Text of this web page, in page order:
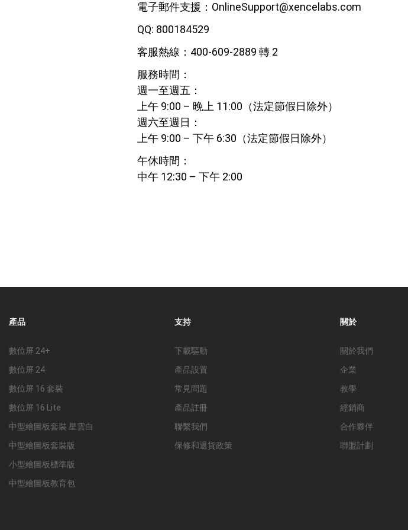
電子郵件支援： OnlineSupport@xencelabs.com
QQ: 800184529
客服熱線：400-609-2889 轉 2
服務時間：
週一至週五：
上午 9:00 – 晚上 11:00（法定節假日除外）
週六至週日：
上午 9:00 – 下午 6:30（法定節假日除外）
午休時間：
中午 12:30 – 下午 2:00
產品
數位屏 24+
數位屏 24
數位屏 16 套裝
數位屏 16 Lite
中型繪圖板套裝 星雲白
中型繪圖板套裝版
小型繪圖板標準版
中型繪圖板教育包
支持
下載驅動
產品設置
常見問題
產品註冊
聯繫我們
保修和退貨政策
關於
關於我們
企業
教學
經銷商
合作夥伴
聯盟計劃